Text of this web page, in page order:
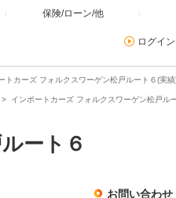
保険/ローン/他
ログイン
トカーズ フォルクスワーゲン松戸ルート６(実
インポートカーズ フォルクスワーゲン松戸ル
ート６
お問い合わせ